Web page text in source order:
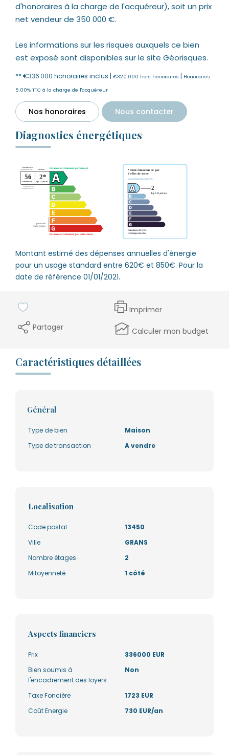
d'honoraires à la charge de l'acquéreur), soit un prix
net vendeur de 350 000 €.
Les informations sur les risques auxquels ce bien
est exposé sont disponibles sur le site Géorisques.
** €336 000 honoraires inclus | €320 000 hors honoraires | Honoraires :
5.00% TTC à la charge de l'acquéreur
Nos honoraires Nous contacter
Diagnostics énergétiques
Montant estimé des dépenses annuelles d'énergie
pour un usage standard entre 620€ et 850€. Pour la
date de référence 01/01/2021.
Imprimer
Partager
Calculer mon budget
Caractéristiques détaillées
Général
Type de bien
Maison
Type de transaction
A vendre
Localisation
Code postal
13450
Ville
GRANS
Nombre étages
2
Mitoyenneté
1 côté
Aspects financiers
Prix
336000 EUR
Bien soumis à
l'encadrement des loyers
Non
Taxe Foncière
1723 EUR
Coût Energie
730 EUR/an